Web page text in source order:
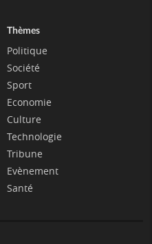
Thèmes
Politique
Société
Sport
Economie
Culture
Technologie
Tribune
Evènement
Santé